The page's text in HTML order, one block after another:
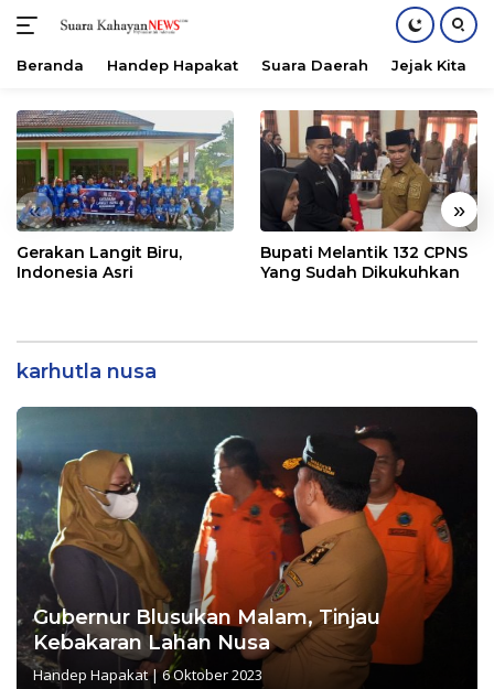
konten
Beranda Handep Hapakat Suara Daerah Jejak Kita
« »
Gerakan Langit Biru,
Indonesia Asri
Bupati Melantik 132 CPNS
Yang Sudah Dikukuhkan
karhutla nusa
Gubernur Blusukan Malam, Tinjau
Kebakaran Lahan Nusa
Handep Hapakat|6 Oktober 2023